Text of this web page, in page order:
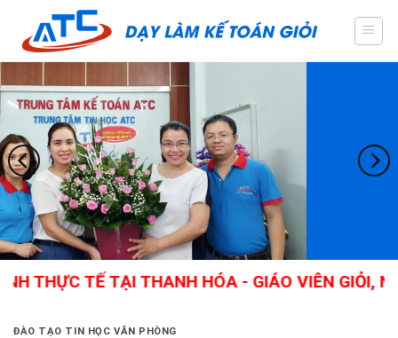
content
TẾ TẠI THANH HÓA - GIÁO VIÊN GIỎI,
ĐÀO TẠO TIN HỌC VĂN PHÒNG